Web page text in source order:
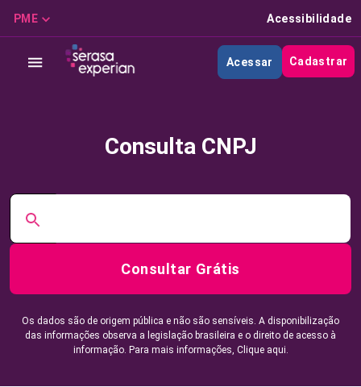
PME Acessibilidade
Acessar Cadastrar
Consulta CNPJ
Consultar Grátis
Os dados são de origem pública e não são sensíveis. A disponibilização
das informações observa a legislação brasileira e o direito de acesso à
informação. Para mais informações, Clique aqui.